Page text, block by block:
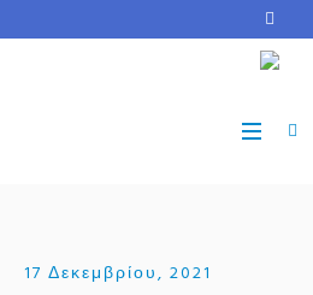
17 Δεκεμβρίου, 2021